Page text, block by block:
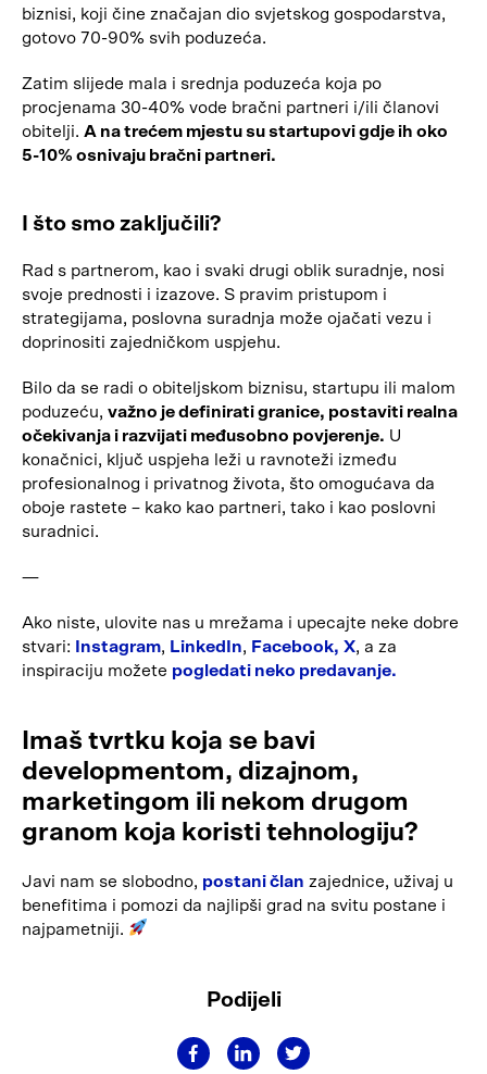
biznisi, koji čine značajan dio svjetskog gospodarstva,
gotovo 70-90% svih poduzeća.
Zatim slijede mala i srednja poduzeća koja po
procjenama 30-40% vode bračni partneri i/ili članovi
obitelji. A na trećem mjestu su startupovi gdje ih oko
5-10% osnivaju bračni partneri.
I što smo zaključili?
Rad s partnerom, kao i svaki drugi oblik suradnje, nosi
svoje prednosti i izazove. S pravim pristupom i
strategijama, poslovna suradnja može ojačati vezu i
doprinositi zajedničkom uspjehu.
Bilo da se radi o obiteljskom biznisu, startupu ili malom
poduzeću, važno je definirati granice, postaviti realna
očekivanja i razvijati međusobno povjerenje. U
konačnici, ključ uspjeha leži u ravnoteži između
profesionalnog i privatnog života, što omogućava da
oboje rastete – kako kao partneri, tako i kao poslovni
suradnici.
—
Ako niste, ulovite nas u mrežama i upecajte neke dobre
stvari:
Instagram, LinkedIn, Facebook, X, a za
inspiraciju možete pogledati neko predavanje.
Imaš tvrtku koja se bavi
developmentom, dizajnom,
marketingom ili nekom drugom
granom koja koristi tehnologiju?
Javi nam se slobodno, postani član zajednice, uživaj u
benefitima i pomozi da najlipši grad na svitu postane i
najpametniji.
Podijeli